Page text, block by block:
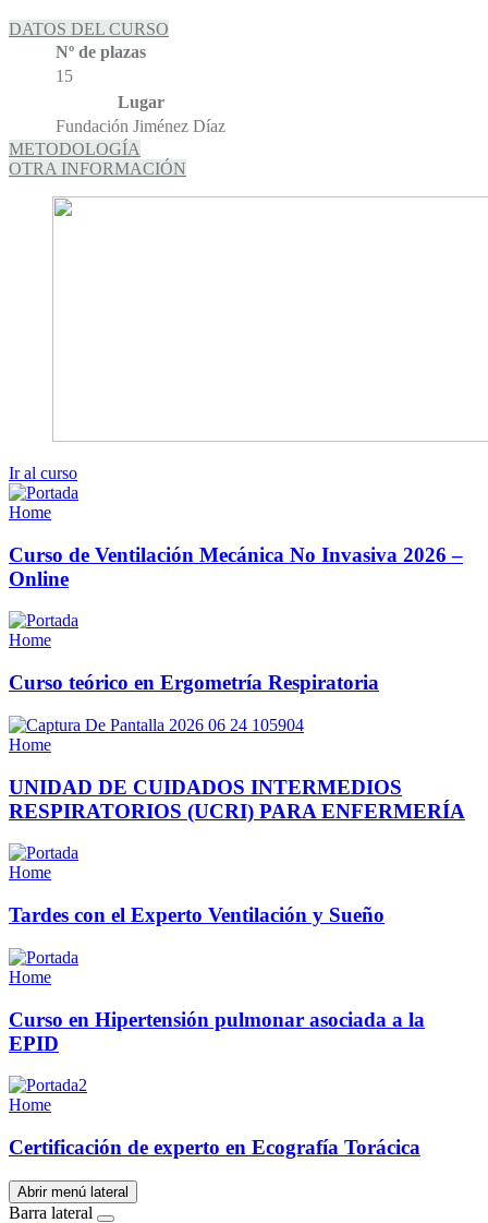
DATOS DEL CURSO
Nº de plazas
15
Lugar
Fundación Jiménez Díaz
METODOLOGÍA
OTRA INFORMACIÓN
Ir al curso
Home
Curso de Ventilación Mecánica No Invasiva 2026 –
Online
Home
Curso teórico en Ergometría Respiratoria
Home
UNIDAD DE CUIDADOS INTERMEDIOS
RESPIRATORIOS (UCRI) PARA ENFERMERÍA
Home
Tardes con el Experto Ventilación y Sueño
Home
Curso en Hipertensión pulmonar asociada a la
EPID
Home
Certificación de experto en Ecografía Torácica
Abrir menú lateral
Barra lateral